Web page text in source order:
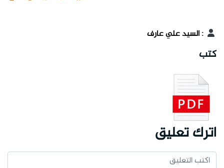
:السيد علي عارف
كتب
اترك تعليق